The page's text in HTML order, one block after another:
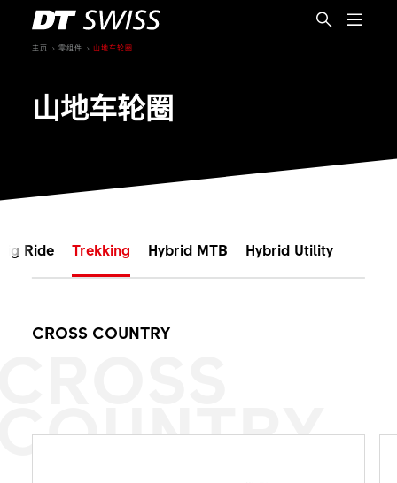
主页 零组件 山地车轮圈
山地车轮圈
Ride Trekking Hybrid MTB Hybrid Utility
CROSS COUNTRY